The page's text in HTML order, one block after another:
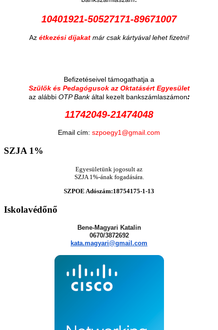
10401921-50527171-89671007
Az étkezési díjakat már csak kártyával lehet fizetni!
Befizetéseivel támogathatja a
Szülők és Pedagógusok az Oktatásért Egyesület
az alábbi OTP Bankáltal kezelt bankszámlaszámon:
11742049-21474048
Email cím: szpoegy1@gmail.com
SZJA1%
Egyesületünk jogosult az
SZJA 1%-ának fogadására.
SZPOE Adószám:18754175-1-13
Iskolavédőnő
Bene-Magyari Katalin
0670/3872692
kata.magyari@gmail.com